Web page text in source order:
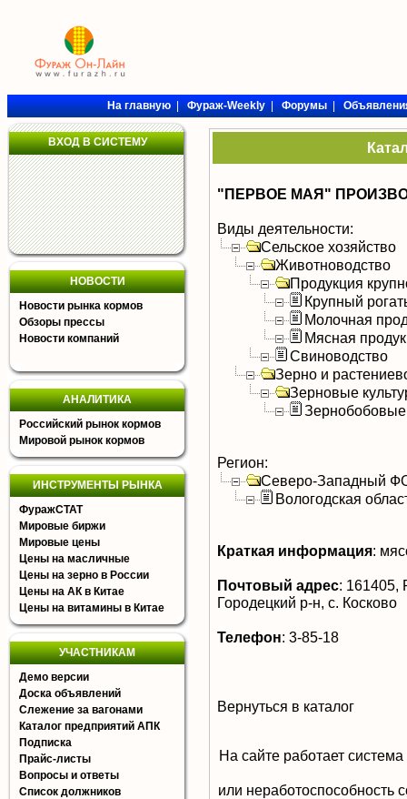
На главную|Фураж-Weekly|Форумы|
ВХОД В СИСТЕМУ
НОВОСТИ
Новости рынка кормов
Обзоры прессы
Новости компаний
АНАЛИТИКА
Российский рынок кормов
Мировой рынок кормов
ИНСТРУМЕНТЫ РЫНКА
ФуражСТАТ
Мировые биржи
Мировые цены
Цены на масличные
Цены на зерно в России
Цены на АК в Китае
Цены на витамины в Китае
УЧАСТНИКАМ
Демо версии
Доска объявлений
Слежение за вагонами
Каталог предприятий АПК
Подписка
Прайс-листы
Вопросы и ответы
Список должников
"ПЕРВОЕ МАЯ"
Виды деятельности:
Сельское хозяйство
Животноводство
Продукция
Крупный
Молочная
Мясная
Свиноводство
Зерно и
Зерновые
Зернобобовые
Регион:
Северо-Западный
Вологодская
Краткая информация:
Почтовый адрес: 161405,
Городецкий р-н, с. Косково
Телефон: 3-85-18
Вернуться в каталог
На сайте работает
или неработоспособность